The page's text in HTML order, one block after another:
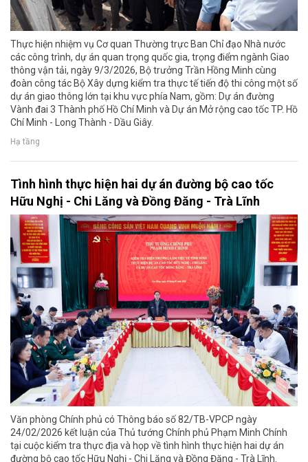
Thực hiện nhiệm vụ Cơ quan Thường trực Ban Chỉ đạo Nhà nước
các công trình, dự án quan trọng quốc gia, trọng điểm ngành Giao
thông vận tải, ngày 9/3/2026, Bộ trưởng Trần Hồng Minh cùng
đoàn công tác Bộ Xây dựng kiểm tra thực tế tiến độ thi công một số
dự án giao thông lớn tại khu vực phía Nam, gồm: Dự án đường
Vành đai 3 Thành phố Hồ Chí Minh và Dự án Mở rộng cao tốc TP. Hồ
Chí Minh - Long Thành - Dầu Giây.
Hạ tầng
Tình hình thực hiện hai dự án đường bộ cao tốc
Hữu Nghị - Chi Lăng và Đồng Đăng - Trà Lĩnh
Văn phòng Chính phủ có Thông báo số 82/TB-VPCP ngày
24/02/2026 kết luận của Thủ tướng Chính phủ Phạm Minh Chính
tại cuộc kiểm tra thực địa và họp về tình hình thực hiện hai dự án
đường bộ cao tốc Hữu Nghị - Chi Lăng và Đồng Đăng - Trà Lĩnh.